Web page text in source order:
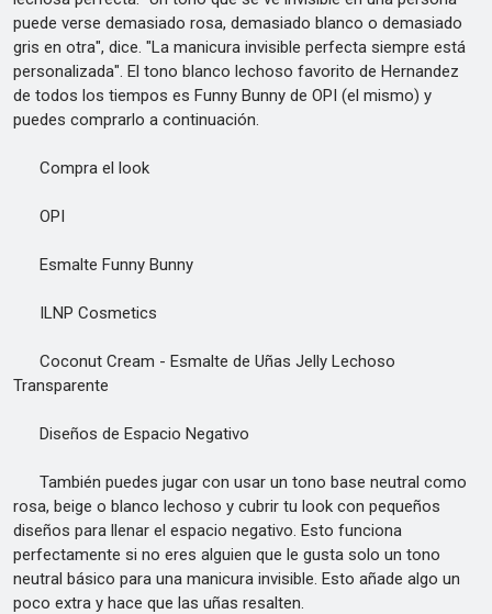
puede verse demasiado rosa, demasiado blanco o demasiado
gris en otra", dice. "La manicura invisible perfecta siempre está
personalizada". El tono blanco lechoso favorito de Hernandez
de todos los tiempos es Funny Bunny de OPI (el mismo) y
puedes comprarlo a continuación.
Compra el look
OPI
Esmalte Funny Bunny
ILNP Cosmetics
Coconut Cream - Esmalte de Uñas Jelly Lechoso
Transparente
Diseños de Espacio Negativo
También puedes jugar con usar un tono base neutral como
rosa, beige o blanco lechoso y cubrir tu look con pequeños
diseños para llenar el espacio negativo. Esto funciona
perfectamente si no eres alguien que le gusta solo un tono
neutral básico para una manicura invisible. Esto añade algo un
poco extra y hace que las uñas resalten.